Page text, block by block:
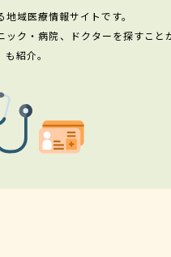
域医療情報サイトです。
ク・病院、ドクターを探すこと
紹介。